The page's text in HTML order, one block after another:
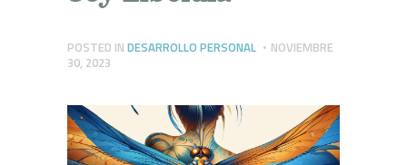
POSTED IN DESARROLLO PERSONAL
NOVIEMBRE
30, 2023